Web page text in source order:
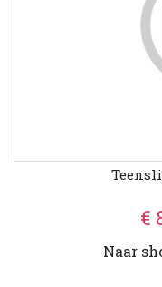
€
Naar